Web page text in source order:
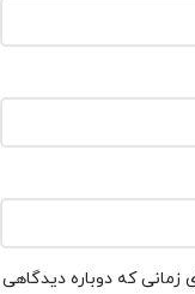
زمانی که دوباره دیدگاهی